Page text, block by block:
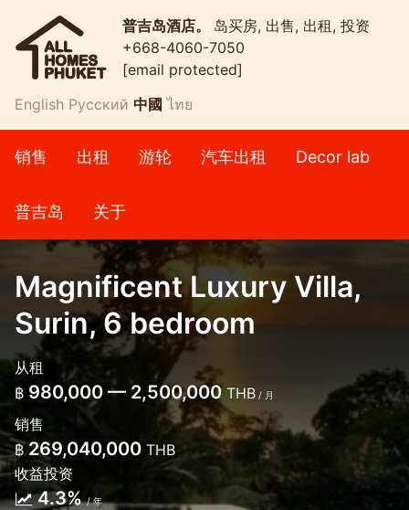
普吉岛酒店。 岛买房, 出售, 出租, 投资
+668-4060-7050
[email protected]
English Русский 中國 ไทย
销售 出租 游轮 汽车出租 Decor lab
普吉岛 关于
Magnificent Luxury Villa,
Surin, 6 bedroom
从租
฿ 980,000 — 2,500,000 THB / 月
销售
฿ 269,040,000 THB
收益投资
4.3%/ 年